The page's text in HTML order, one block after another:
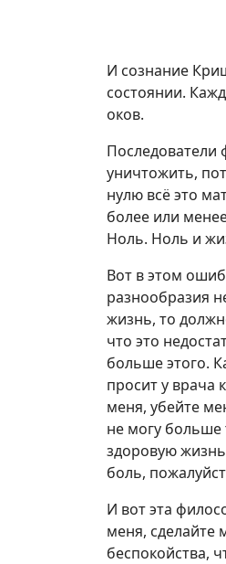
И сознание
состоянии.
оков.
Последователи
уничтожить,
нулю всё это
более или
Ноль. Ноль и
Вот в этом
разнообразия
жизнь, то
что это
больше этого.
просит у врача
меня, убейте
не могу больше
здоровую
боль,
И вот эта
меня, сделайте
беспокойства,